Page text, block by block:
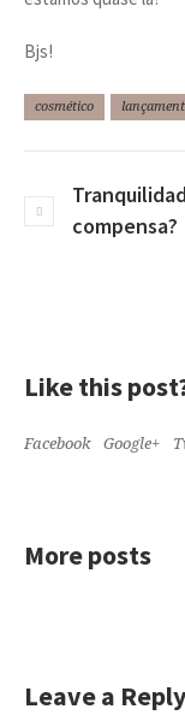
Bjs!
cosmético
compensa?
Like this
Facebook Google+
More posts
Leave a Reply